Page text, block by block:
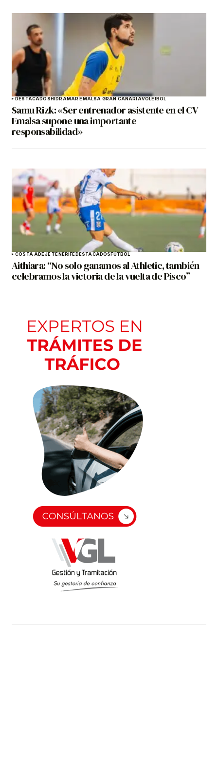
DESTACADOSHIDRAMAR EMALSA GRAN CANARIAVOLEIBOL
Samu Rizk: «Ser entrenador asistente en el CV
Emalsa supone una importante
responsabilidad»
COSTA ADEJE TENERIFEDESTACADOSFÚTBOL
Aithiara: “No solo ganamos al Athletic, también
celebramos la victoria de la vuelta de Pisco”